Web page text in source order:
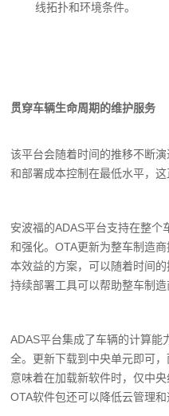
线拓扑和环境条件。
贯穿车辆生命周期的维护服务
该平台会随着时间的推移不断
和部署成本控制在最低水平，
安波福的ADAS平台支持在整
和强化。OTA更新为整车制造
本效益的方案，可以随着时间
持续部署工具可以帮助整车制造
ADAS平台集成了车辆的计算能
全。更新下载到中央单元即可
意味着在加载新软件时，仅中
OTA软件包还可以降低云管理和